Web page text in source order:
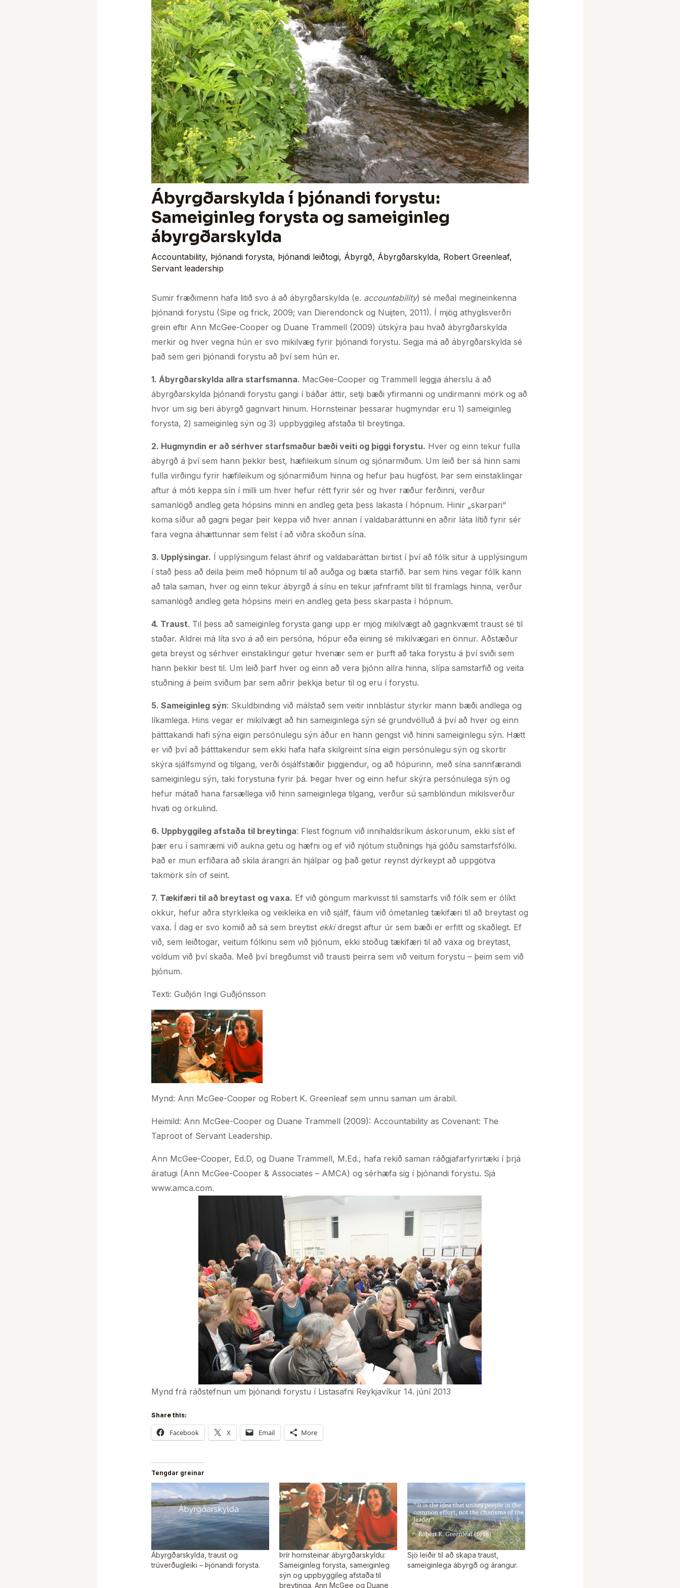
Ábyrgðarskylda í þjónandi forystu:
Sameiginleg forysta og sameiginleg
ábyrgðarskylda
Accountability, Þjónandi forysta, Þjónandi leiðtogi, Ábyrgð, Ábyrgðarskylda, Robert Greenleaf,
Servant leadership
Sumir fræðimenn hafa litið svo á að ábyrgðarskylda (e. accountability) sé meðal megineinkenna
þjónandi forystu (Sipe og frick, 2009; van Dierendonck og Nuijten, 2011). Í mjög athyglisverðri
grein eftir Ann McGee-Cooper og Duane Trammell (2009) útskýra þau hvað ábyrgðarskylda
merkir og hver vegna hún er svo mikilvæg fyrir þjónandi forystu. Segja má að ábyrgðarskylda sé
það sem geri þjónandi forystu að því sem hún er.
1. Ábyrgðarskylda allra starfsmanna. MacGee-Cooper og Trammell leggja áherslu á að
ábyrgðarskylda þjónandi forystu gangi í báðar áttir, setji bæði yfirmanni og undirmanni mörk og að
hvor um sig beri ábyrgð gagnvart hinum. Hornsteinar þessarar hugmyndar eru 1) sameiginleg
forysta, 2) sameiginleg sýn og 3) uppbyggileg afstaða til breytinga.
2. Hugmyndin er að sérhver starfsmaður bæði veiti og þiggi forystu. Hver og einn tekur fulla
ábyrgð á því sem hann þekkir best, hæfileikum sínum og sjónarmiðum. Um leið ber sá hinn sami
fulla virðingu fyrir hæfileikum og sjónarmiðum hinna og hefur þau hugföst. Þar sem einstaklingar
aftur á móti keppa sín í milli um hver hefur rétt fyrir sér og hver ræður ferðinni, verður
samanlögð andleg geta hópsins minni en andleg geta þess lakasta í hópnum. Hinir „skarpari“
koma síður að gagni þegar þeir keppa við hver annan í valdabaráttunni en aðrir láta lítið fyrir sér
fara vegna áhættunnar sem felst í að viðra skoðun sína.
3. Upplýsingar. Í upplýsingum felast áhrif og valdabaráttan birtist í því að fólk situr á upplýsingum
í stað þess að deila þeim með hópnum til að auðga og bæta starfið. Þar sem hins vegar fólk kann
að tala saman, hver og einn tekur ábyrgð á sínu en tekur jafnframt tillit til framlags hinna, verður
samanlögð andleg geta hópsins meiri en andleg geta þess skarpasta í hópnum.
4. Traust. Til þess að sameiginleg forysta gangi upp er mjög mikilvægt að gagnkvæmt traust sé til
staðar. Aldrei má líta svo á að ein persóna, hópur eða eining sé mikilvægari en önnur. Aðstæður
geta breyst og sérhver einstaklingur getur hvenær sem er þurft að taka forystu á því sviði sem
hann þekkir best til. Um leið þarf hver og einn að vera þjónn allra hinna, slípa samstarfið og veita
stuðning á þeim sviðum þar sem aðrir þekkja betur til og eru í forystu.
5. Sameiginleg sýn: Skuldbinding við málstað sem veitir innblástur styrkir mann bæði andlega og
líkamlega. Hins vegar er mikilvægt að hin sameiginlega sýn sé grundvölluð á því að hver og einn
þátttakandi hafi sýna eigin persónulegu sýn áður en hann gengst við hinni sameiginlegu sýn. Hætt
er við því að þátttakendur sem ekki hafa hafa skilgreint sína eigin persónulegu sýn og skortir
skýra sjálfsmynd og tilgang, verði ósjálfstæðir þiggjendur, og að hópurinn, með sína sannfærandi
sameiginlegu sýn, taki forystuna fyrir þá. Þegar hver og einn hefur skýra persónulega sýn og
hefur mátað hana farsællega við hinn sameiginlega tilgang, verður sú samblöndun mikilsverður
hvati og orkulind.
6. Uppbyggileg afstaða til breytinga: Flest fögnum við innihaldsríkum áskorunum, ekki síst ef
þær eru í samræmi við aukna getu og hæfni og ef við njótum stuðnings hjá góðu samstarfsfólki.
Það er mun erfiðara að skila árangri án hjálpar og það getur reynst dýrkeypt að uppgötva
takmörk sín of seint.
7. Tækifæri til að breytast og vaxa. Ef við göngum markvisst til samstarfs við fólk sem er ólíkt
okkur, hefur aðra styrkleika og veikleika en við sjálf, fáum við ómetanleg tækifæri til að breytast og
vaxa. Í dag er svo komið að sá sem breytist ekkidregst aftur úr sem bæði er erfitt og skaðlegt. Ef
við, sem leiðtogar, veitum fólkinu sem við þjónum, ekki stöðug tækifæri til að vaxa og breytast,
völdum við því skaða. Með því bregðumst við trausti þeirra sem við veitum forystu – þeim sem við
þjónum.
Texti: Guðjón Ingi Guðjónsson
Mynd: Ann McGee-Cooper og Robert K. Greenleaf sem unnu saman um árabil.
Heimild: Ann McGee-Cooper og Duane Trammell (2009): Accountability as Covenant: The
Taproot of Servant Leadership.
Ann McGee-Cooper, Ed.D, og Duane Trammell, M.Ed., hafa rekið saman ráðgjafarfyrirtæki í þrjá
áratugi (Ann McGee-Cooper & Associates – AMCA) og sérhæfa sig í þjónandi forystu. Sjá
www.amca.com.
Mynd frá ráðstefnun um þjónandi forystu í Listasafni Reykjavíkur 14. júní 2013
Share this:
Facebook X Email More
Tengdar greinar
Ábyrgðarskylda, traust og
trúverðugleiki – Þjónandi forysta.
Þrír hornsteinar ábyrgðarskyldu:
Sameiginleg forysta, sameiginleg
sýn og uppbyggileg afstaða til
breytinga. Ann McGee og Duane
Sjö leiðir til að skapa traust,
sameiginlega ábyrgð og árangur.